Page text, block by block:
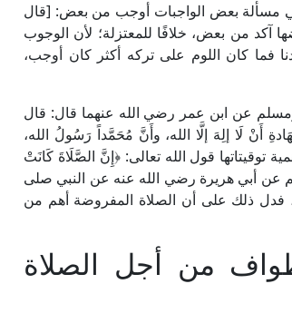
(1/ 244، ط. دار الكتبي) في مسألة بعض الواجبات أوجب من بعض: [قال
من بعض، خلافًا للمعتزلة؛ لأن الوجوب
فما كان اللوم على تركه أكثر كان أوجب،
ومسلم عن ابن عمر رضي الله عنهما قال: قال
لَا إلِهَ إلَّا الله، وأَنَّ مُحَمَّداً رَسُولُ الله،
توقيتاتها قول الله تعالى: ﴿إِنَّ الصَّلَاةَ كَانَتْ
وما أخرجه البخاري ومسلم عن أبي هريرة رضي الله عنه عن النبي صلى
فدل ذلك على أن الصلاة المفروضة أهم من
من أجل الصلاة